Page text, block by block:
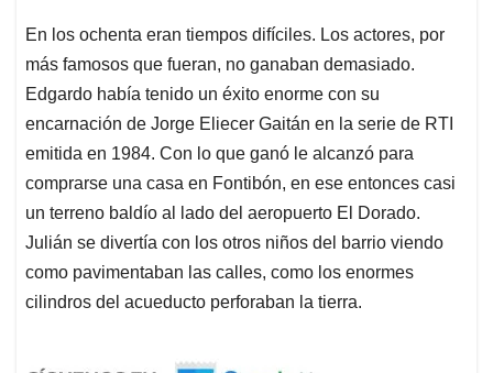
En los ochenta eran tiempos difíciles. Los actores, por
más famosos que fueran, no ganaban demasiado.
Edgardo había tenido un éxito enorme con su
encarnación de Jorge Eliecer Gaitán en la serie de RTI
emitida en 1984. Con lo que ganó le alcanzó para
comprarse una casa en Fontibón, en ese entonces casi
un terreno baldío al lado del aeropuerto El Dorado.
Julián se divertía con los otros niños del barrio viendo
como pavimentaban las calles, como los enormes
cilindros del acueducto perforaban la tierra.